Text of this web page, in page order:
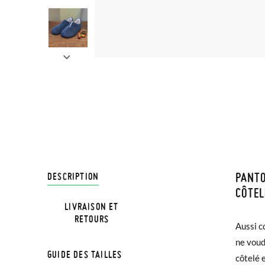
DESCRIPTION
Aussi
ne
côtelé
idéales
LIVRAISON ET
RETOURS
3,95 €
avant
GUIDE DES TAILLES
la